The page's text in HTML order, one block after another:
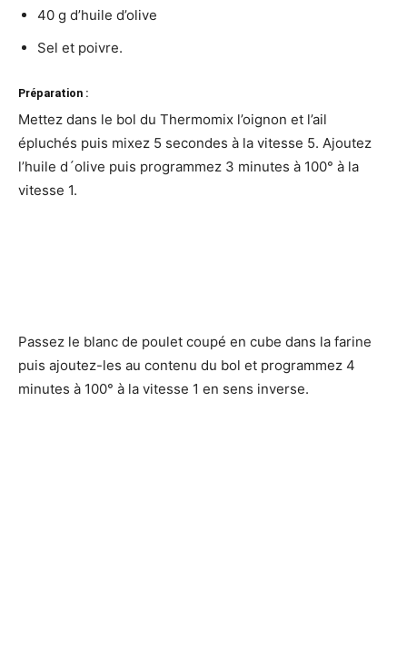
40 g d’huile d’olive
Sel et poivre.
Préparation :
Mettez dans le bol du Thermomix l’oignon et l’ail
épluchés puis mixez 5 secondes à la vitesse 5. Ajoutez
l’huile d´olive puis programmez 3 minutes à 100° à la
vitesse 1.
Passez le blanc de poulet coupé en cube dans la farine
puis ajoutez-les au contenu du bol et programmez 4
minutes à 100° à la vitesse 1 en sens inverse.